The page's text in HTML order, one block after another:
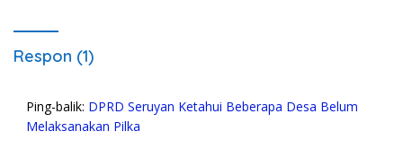
Respon (1)
Ping-balik: DPRD Seruyan Ketahui Beberapa Desa Belum
Melaksanakan Pilka